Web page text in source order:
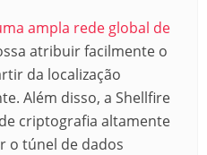
ampla rede global de
atribuir facilmente o
da localização
Além disso, a Shellfire
criptografia altamente
o túnel de dados